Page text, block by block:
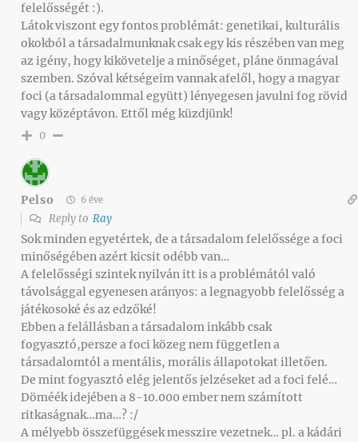
felelősségét :).
Látok viszont egy fontos problémát: genetikai, kulturális
okokból a társadalmunknak csak egy kis részében van meg
az igény, hogy kikövetelje a minőséget, pláne önmagával
szemben. Szóval kétségeim vannak afelől, hogy a magyar
foci (a társadalommal együtt) lényegesen javulni fog rövid
vagy középtávon. Ettől még küzdjünk!
0
Pelso 6 éve
Reply to Ray
Sok minden egyetértek, de a társadalom felelőssége a foci
minőségében azért kicsit odébb van…
A felelősségi szintek nyilván itt is a problémától való
távolsággal egyenesen arányos: a legnagyobb felelősség a
játékosoké és az edzőké!
Ebben a felállásban a társadalom inkább csak
fogyasztó,persze a foci közeg nem független a
társadalomtól a mentális, morális állapotokat illetően.
De mint fogyasztó elég jelentős jelzéseket ad a foci felé…
Döméék idejében a 8-10.000 ember nem számított
ritkaságnak…ma…? :/
A mélyebb összefüggések messzire vezetnek… pl. a kádári